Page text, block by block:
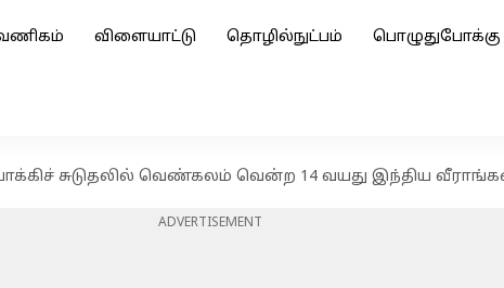
விளையாட்டு தொழில்நுட்பம் பொழுதுபோக்கு
சுடுதலில் வெண்கலம் வென்ற 14 வயது இந்திய
ADVERTISEMENT